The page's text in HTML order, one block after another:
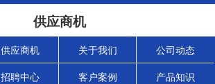
供应商机
供应商机 关于我们 公司动态
招聘中心 客户案例 产品知识